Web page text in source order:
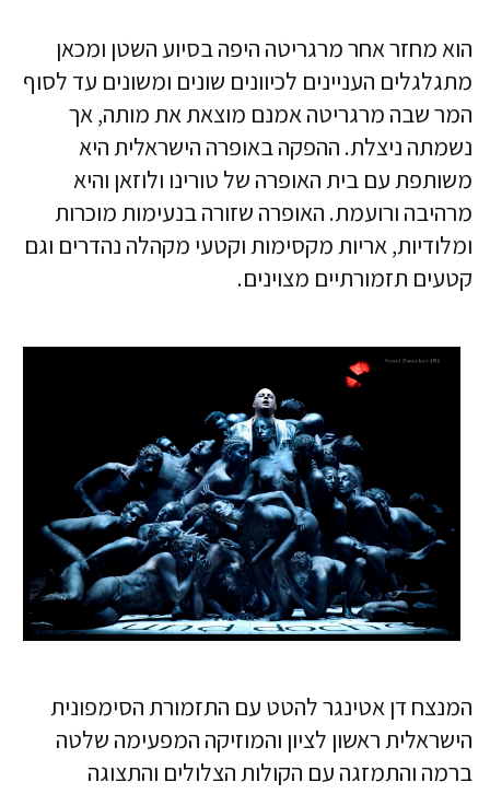
הוא מחזר אחר מרגריטה היפה בסיוע השטן ומכאן
מתגלגלים העניינים לכיוונים שונים ומשונים עד לסוף
המר שבה מרגריטה אמנם מוצאת את מותה, אך
נשמתה ניצלת. ההפקה באופרה הישראלית היא
משותפת עם בית האופרה של טורינו ולוזאן והיא
מרהיבה ורועמת. האופרה שזורה בנעימות מוכרות
ומלודיות, אריות מקסימות וקטעי מקהלה נהדרים וגם
קטעים תזמורתיים מצוינים.
המנצח דן אטינגר להטט עם התזמורת הסימפונית
הישראלית ראשון לציון והמוזיקה המפעימה שלטה
ברמה והתמזגה עם הקולות הצלולים והתצוגה